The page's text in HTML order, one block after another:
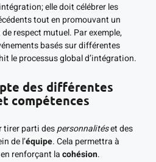
elle doit célébrer les
tout en promouvant un
respect mutuel. Par exemple,
basés sur différentes
le processus global d’intégration.
des différentes
compétences
tirer parti despersonnalitéset des
de l’équipe. Cela permettra à
renforçant lacohésion.